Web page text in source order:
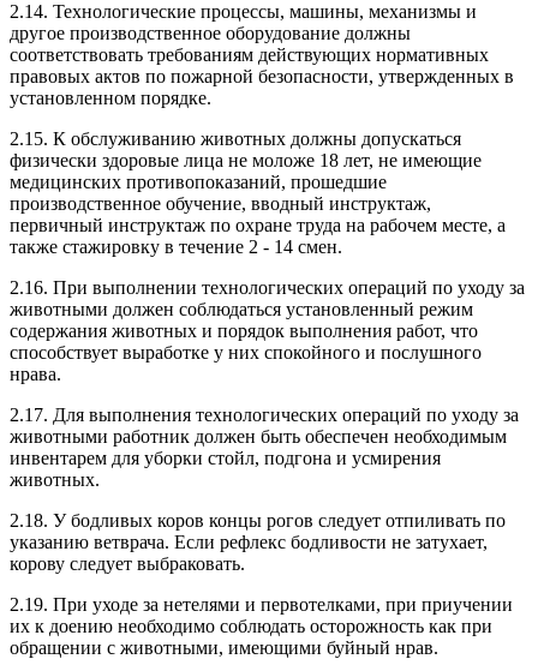
2.14. Технологические процессы, машины, механизмы и
другое производственное оборудование должны
соответствовать требованиям действующих нормативных
правовых актов по пожарной безопасности, утвержденных в
установленном порядке.
2.15. К обслуживанию животных должны допускаться
физически здоровые лица не моложе 18 лет, не имеющие
медицинских противопоказаний, прошедшие
производственное обучение, вводный инструктаж,
первичный инструктаж по охране труда на рабочем месте, а
также стажировку в течение 2 - 14 смен.
2.16. При выполнении технологических операций по уходу за
животными должен соблюдаться установленный режим
содержания животных и порядок выполнения работ, что
способствует выработке у них спокойного и послушного
нрава.
2.17. Для выполнения технологических операций по уходу за
животными работник должен быть обеспечен необходимым
инвентарем для уборки стойл, подгона и усмирения
животных.
2.18. У бодливых коров концы рогов следует отпиливать по
указанию ветврача. Если рефлекс бодливости не затухает,
корову следует выбраковать.
2.19. При уходе за нетелями и первотелками, при приучении
их к доению необходимо соблюдать осторожность как при
обращении с животными, имеющими буйный нрав.